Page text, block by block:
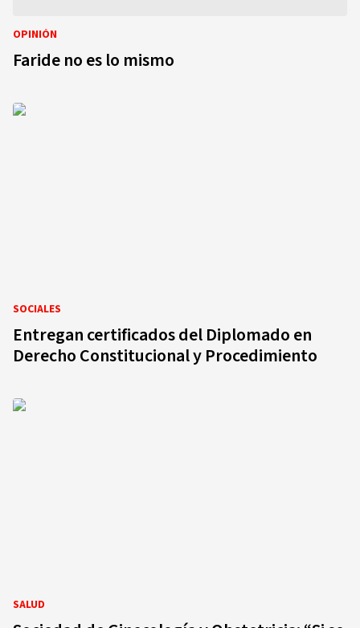
OPINIÓN
Faride no es lo mismo
SOCIALES
Entregan certificados del Diplomado en
Derecho Constitucional y Procedimiento
SALUD